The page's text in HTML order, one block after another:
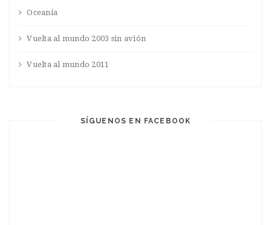
Oceanía
Vuelta al mundo 2003 sin avión
Vuelta al mundo 2011
SÍGUENOS EN FACEBOOK